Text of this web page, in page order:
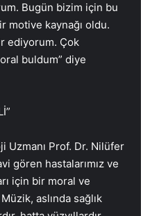
Bugün bizim için bu
motive kaynağı oldu.
ediyorum. Çok
buldum” diye
Uzmanı Prof. Dr. Nilüfer
gören hastalarımız ve
için bir moral ve
aslında sağlık